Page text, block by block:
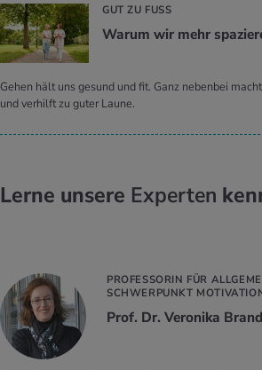
GUT ZU FUSS
Warum wir mehr
Gehen hält uns gesund und fit. Ganz nebenbei
und verhilft zu guter Laune.
Lerne unsere Experten
PROFESSORIN FÜR
SCHWERPUNKT
Prof. Dr. Veronika